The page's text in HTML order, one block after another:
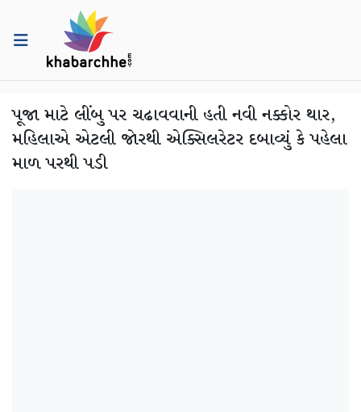
પૂજા માટે લીંબુ પર ચઢાવવાની હતી નવી નક્કોર થાર,
મહિલાએ એટલી જોરથી એક્સિલરેટર દબાવ્યું કે પહેલા
માળ પરથી પડી